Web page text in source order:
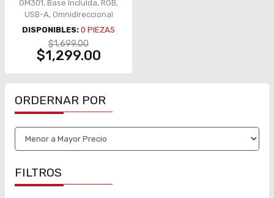
GM301, Base Incluida, RGB,
USB-A, Omnidireccional
DISPONIBLES: 0 PIEZAS
$1,699.00
$1,299.00
ORDERNAR POR
FILTROS